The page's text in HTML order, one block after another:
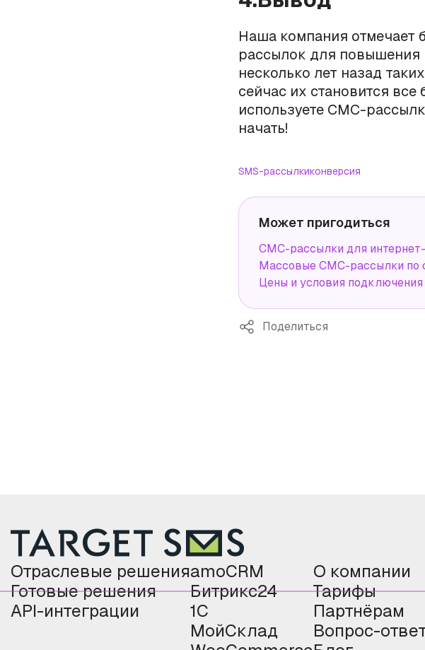
Наша компания отмечает
рассылок для повышения
несколько лет назад
сейчас их становится
используете СМС-
начать!
SMS-рассылкиконверсия
Может пригодиться
СМС-рассылки для
Массовые СМС-рассылки по
Цены и условия подключения
Поделиться
Отраслевые решения
Готовые решения
API-интеграции
amoCRM
Битрикс24
1С
МойСклад
О компании
Тарифы
Партнёрам
Вопрос-